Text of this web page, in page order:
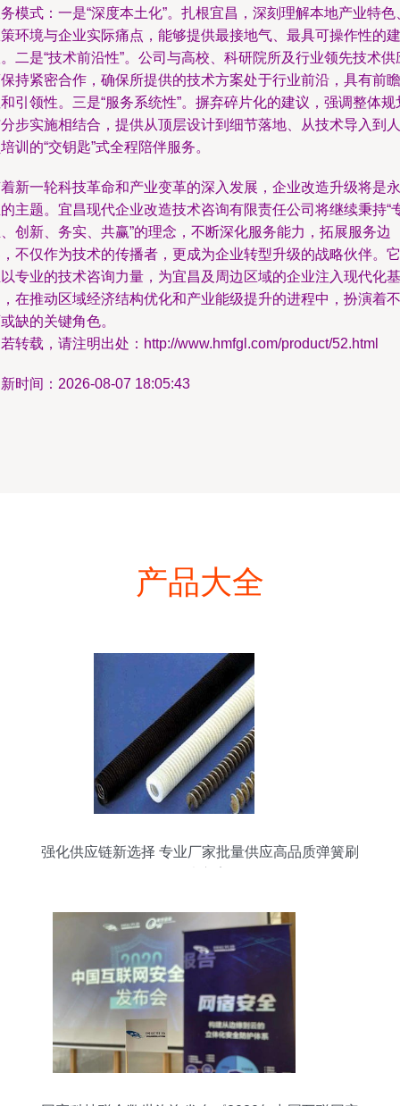
模式：一是“深度本土化”。扎根宜昌，深刻理解本地产业特色
环境与企业实际痛点，能够提供最接地气、最具可操作性的建
二是“技术前沿性”。公司与高校、科研院所及行业领先技术供
持紧密合作，确保所提供的技术方案处于行业前沿，具有前瞻
引领性。三是“服务系统性”。摒弃碎片化的建议，强调整体规
步实施相结合，提供从顶层设计到细节落地、从技术导入到人
训的“交钥匙”式全程陪伴服务。
新一轮科技革命和产业变革的深入发展，企业改造升级将是永
主题。宜昌现代企业改造技术咨询有限责任公司将继续秉持“
创新、务实、共赢”的理念，不断深化服务能力，拓展服务边
不仅作为技术的传播者，更成为企业转型升级的战略伙伴。它
专业的技术咨询力量，为宜昌及周边区域的企业注入现代化基
在推动区域经济结构优化和产业能级提升的进程中，扮演着不
缺的关键角色。
转载，请注明出处：http://www.hmfgl.com/product/52.html
时间：2026-08-07 18:05:43
产品大全
强化供应链新选择 专业厂家批量供应高品质弹簧刷